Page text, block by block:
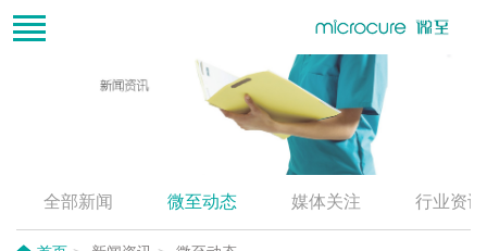
全部新闻 微至动态 媒体关注 行业资讯